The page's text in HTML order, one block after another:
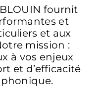
fournit
et
et aux
mission :
à vos enjeux
et d’efficacité